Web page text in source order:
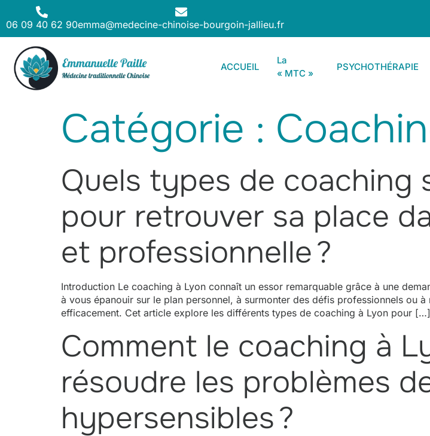
06 09 40 62 90emma@medecine-chinoise-bourgoin-jallieu.fr
ACCUEIL
La
« MTC »
PSYCHOTHÉRAPIE
Catégorie :
Quels types de coaching
pour retrouver sa place
et professionnelle ?
Introduction Le coaching à Lyon connaît un essor remarquable grâce à une
à vous épanouir sur le plan personnel, à surmonter des défis professionnels ou
efficacement. Cet article explore les différents types de coaching à Lyon pour […]
Comment le coaching à
résoudre les problèmes
hypersensibles ?